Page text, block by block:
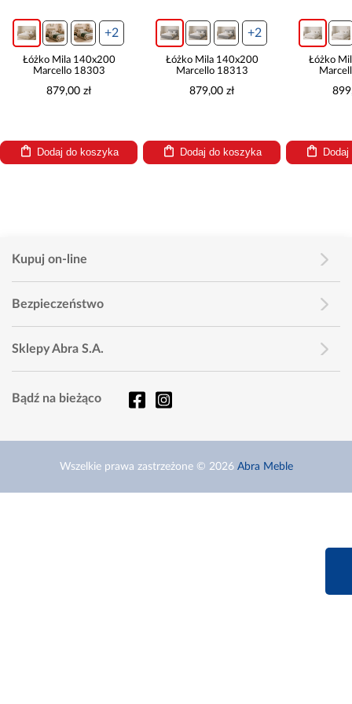
+2
Łóżko Mila 140x200
Marcello 18303
879,00 zł
Dodaj do koszyka
+2
Łóżko Mila 140x200
Marcello 18313
879,00 zł
Dodaj do koszyka
Łóżko
Kupuj on-line
Bezpieczeństwo
Sklepy Abra S.A.
Bądź na bieżąco
Wszelkie prawa zastrzeżone © 2026 Abra Meble